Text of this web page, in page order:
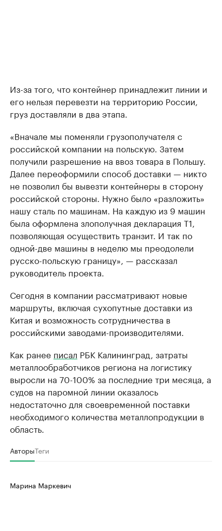
Из-за того, что контейнер принадлежит линии и
его нельзя перевезти на территорию России,
груз доставляли в два этапа.
«Вначале мы поменяли грузополучателя с
российской компании на польскую. Затем
получили разрешение на ввоз товара в Польшу.
Далее переоформили способ доставки — никто
не позволил бы вывезти контейнеры в сторону
российской стороны. Нужно было «разложить»
нашу сталь по машинам. На каждую из 9 машин
была оформлена злополучная декларация Т1,
позволяющая осуществить транзит. И так по
одной-две машины в неделю мы преодолели
русско-польскую границу», — рассказал
руководитель проекта.
Сегодня в компании рассматривают новые
маршруты, включая сухопутные доставки из
Китая и возможность сотрудничества в
российскими заводами-производителями.
Как ранее писал РБК Калининград, затраты
металлообработчиков региона на логистику
выросли на 70-100% за последние три месяца, а
судов на паромной линии оказалось
недостаточно для своевременной поставки
необходимого количества металлопродукции в
область.
АвторыТеги
Марина Маркевич